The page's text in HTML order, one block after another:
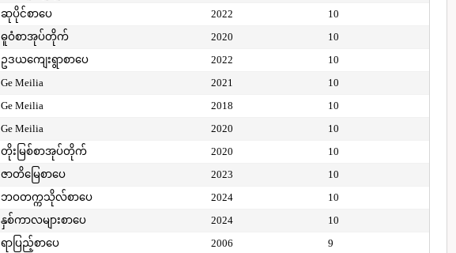
ဆုပိုင်စာပေ 2022
10
ဓူဝံစာအုပ်တိုက် 2020
10
ဥဒယကျေးရွာစာပေ 2022
10
Ge Meilia 2021
10
Ge Meilia 2018
10
Ge Meilia 2020
10
တိုးမြစ်စာအုပ်တိုက် 2020
10
ဇာတိမြေစာပေ 2023
10
ဘဝတက္ကသိုလ်စာပေ 2024
10
နှစ်ကာလများစာပေ 2024
10
ရာပြည့်စာပေ 2006 9